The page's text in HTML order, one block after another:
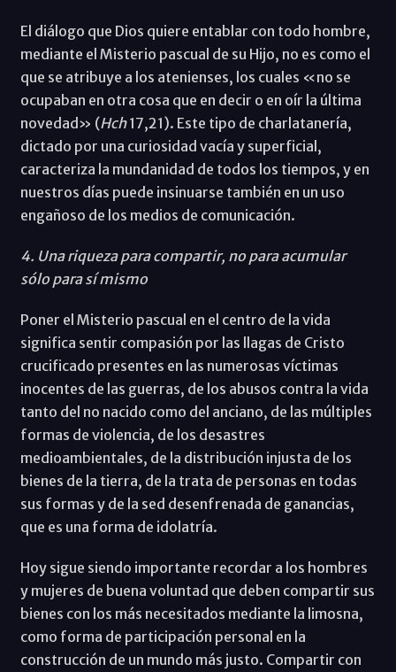
El diálogo que Dios quiere entablar con todo hombre,
mediante el Misterio pascual de su Hijo, no es como el
que se atribuye a los atenienses, los cuales «no se
ocupaban en otra cosa que en decir o en oír la última
novedad» (Hch17,21). Este tipo de charlatanería,
dictado por una curiosidad vacía y superficial,
caracteriza la mundanidad de todos los tiempos, y en
nuestros días puede insinuarse también en un uso
engañoso de los medios de comunicación.
4. Una riqueza para compartir, no para acumular
sólo para sí mismo
Poner el Misterio pascual en el centro de la vida
significa sentir compasión por las llagas de Cristo
crucificado presentes en las numerosas víctimas
inocentes de las guerras, de los abusos contra la vida
tanto del no nacido como del anciano, de las múltiples
formas de violencia, de los desastres
medioambientales, de la distribución injusta de los
bienes de la tierra, de la trata de personas en todas
sus formas y de la sed desenfrenada de ganancias,
que es una forma de idolatría.
Hoy sigue siendo importante recordar a los hombres
y mujeres de buena voluntad que deben compartir sus
bienes con los más necesitados mediante la limosna,
como forma de participación personal en la
construcción de un mundo más justo. Compartir con